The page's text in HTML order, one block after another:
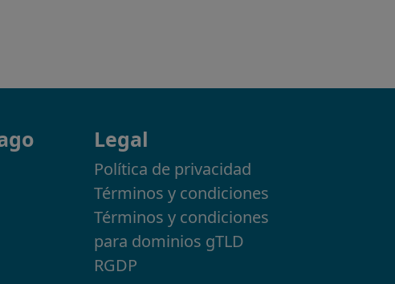
Legal
Política de privacidad
Términos y condiciones
Términos y condiciones
para dominios gTLD
RGDP